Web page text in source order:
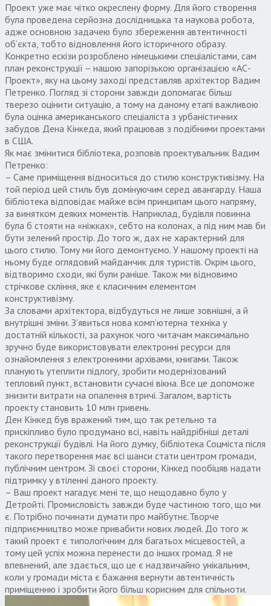
Проект уже має чітко окреслену форму. Для його створення
була проведена серйозна дослідницька та наукова робота,
адже основною задачею було збереження автентичності
об’єкта, тобто відновлення його історичного образу.
Конкретно ескізи розроблено німецькими спеціалістами, сам
план реконструкції – нашою запорізькою організацією «АС-
Проект», яку на цьому заході представляв архітектор Вадим
Петренко. Погляд зі сторони завжди допомагає більш
тверезо оцінити ситуацію, а тому на даному етапі важливою
була оцінка американського спеціаліста з урбаністичних
забудов Дена Кінкеда, який працював з подібними проектами
в США.
Як має змінитися бібліотека, розповів проектувальник Вадим
Петренко:
– Саме приміщення відноситься до стилю конструктивізму. На
той період цей стиль був домінуючим серед авангарду. Наша
бібліотека відповідає майже всім принципам цього напряму,
за винятком деяких моментів. Наприклад, будівля повинна
була б стояти на «ніжках», себто на колонах, а під ним мав би
бути зелений простір. До того ж, дах не характерний для
цього стилю. Тому ми його демонтуємо. У нашому проекті на
ньому буде оглядовий майданчик для туристів. Окрім цього,
відтворимо сходи, які були раніше. Також ми відновимо
стрічкове скління, яке є класичним елементом
конструктивізму.
За словами архітектора, відбудуться не лише зовнішні, а й
внутрішні зміни. З’явиться нова комп’ютерна техніка у
достатній кількості, за рахунок чого читачам максимально
зручно буде використовувати електронні ресурси для
ознайомлення з електронними архівами, книгами. Також
планують утеплити підлогу, зробити модернізований
тепловий пункт, встановити сучасні вікна. Все це допоможе
знизити витрати на опалення втричі. Загалом, вартість
проекту становить 10 млн гривень.
Ден Кінкед був вражений тим, що так ретельно та
прискіпливо було продумано всі, навіть найдрібніші деталі
реконструкції будівлі. На його думку, бібліотека Соцміста після
такого перетворення має всі шанси стати центром громади,
публічним центром. Зі своєї сторони, Кінкед пообіцяв надати
підтримку у втіленні даного проекту.
– Ваш проект нагадує мені те, що нещодавно було у
Детройті. Промисловість завжди буде частиною того, що ми
є. Потрібно починати думати про майбутнє.Творче
підприємництво може привабити нових людей. До того ж
такий проект є типологічним для багатьох місцевостей, а
тому цей успіх можна перенести до інших громад. Я не
впевнений, але здається, що це є надзвичайно унікальним,
коли у громади міста є бажання вернути автентичність
приміщенню і зробити його більш корисним для спільноти.